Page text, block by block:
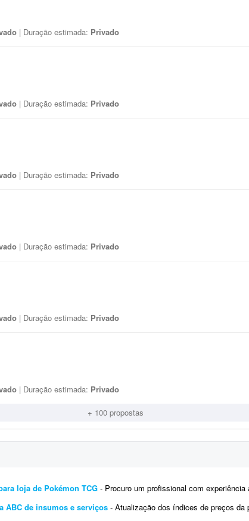
| Duração estimada: Privado
| Duração estimada: Privado
| Duração estimada: Privado
| Duração estimada: Privado
| Duração estimada: Privado
| Duração estimada: Privado
+ 100 propostas
loja de Pokémon TCG - Procuro um profissional com experiência avançada em Excel (ou Google Sheets) para
ABC de insumos e serviços - Atualização dos índices de preços da planilha anexa para 06/2026,